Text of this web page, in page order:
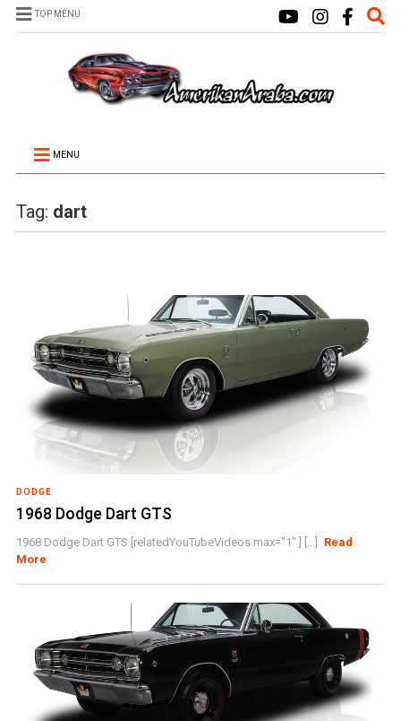
TOP MENU
MENU
Tag: dart
DODGE
1968 Dodge Dart GTS
1968 Dodge Dart GTS [relatedYouTubeVideos max="1" ] [...]
Read
More